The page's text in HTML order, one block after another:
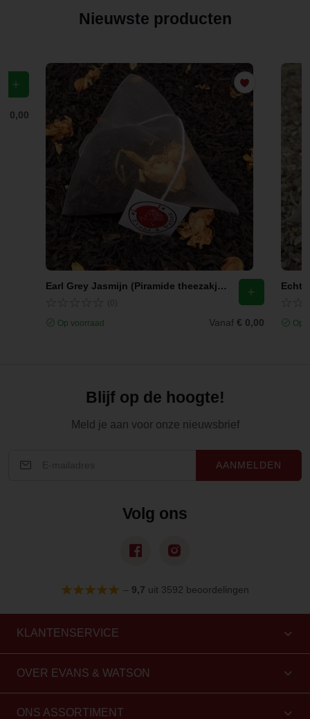
Nieuwste producten
€ 0,00
Earl Grey Jasmijn (Piramide theezakjes)
Op voorraad Vanaf € 0,00 Op
Blijf op de hoogte!
Meld je aan voor onze nieuwsbrief
AANMELDEN
Volg ons
– 9,7 uit 3592 beoordelingen
KLANTENSERVICE
OVER EVANS & WATSON
ONS ASSORTIMENT